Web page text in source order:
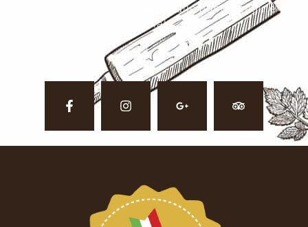
nuove pietanze? Seguici sulle nostre pagine
social.